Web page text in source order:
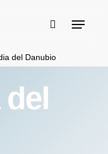
buscar
Menu
del Danubio